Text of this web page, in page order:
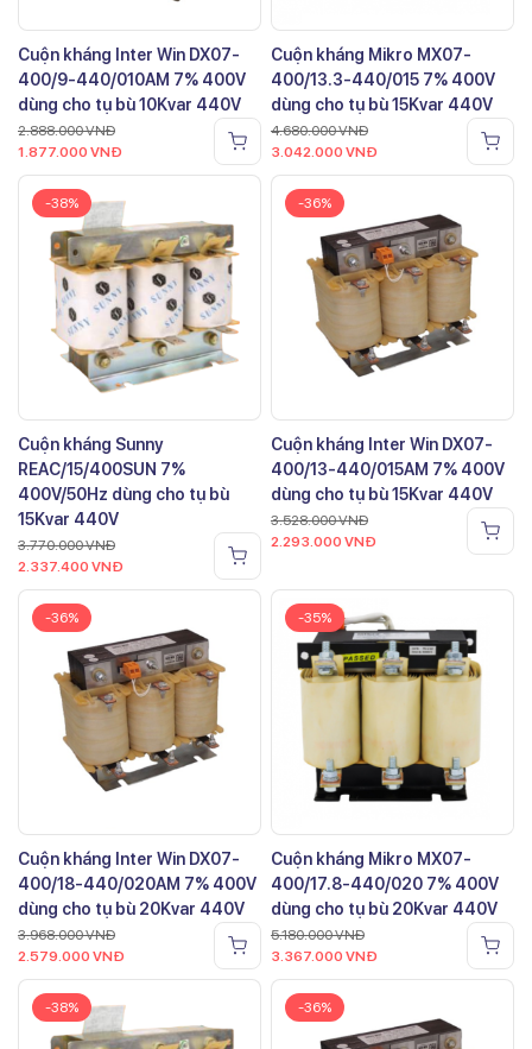
Cuộn kháng Inter Win DX07-
400/9-440/010AM 7% 400V
dùng cho tụ bù 10Kvar 440V
2.888.000VNĐ
1.877.000 VNĐ
Cuộn kháng Mikro MX07-
400/13.3-440/015 7% 400V
dùng cho tụ bù 15Kvar 440V
4.680.000VNĐ
3.042.000 VNĐ
-38%
Cuộn kháng Sunny
REAC/15/400SUN 7%
400V/50Hz dùng cho tụ bù
15Kvar 440V
3.770.000VNĐ
2.337.400 VNĐ
-36%
Cuộn kháng Inter Win DX07-
400/13-440/015AM 7% 400V
dùng cho tụ bù 15Kvar 440V
3.528.000VNĐ
2.293.000 VNĐ
-36%
Cuộn kháng Inter Win DX07-
400/18-440/020AM 7% 400V
dùng cho tụ bù 20Kvar 440V
3.968.000VNĐ
2.579.000 VNĐ
-35%
Cuộn kháng Mikro MX07-
400/17.8-440/020 7% 400V
dùng cho tụ bù 20Kvar 440V
5.180.000VNĐ
3.367.000 VNĐ
-38% -36%